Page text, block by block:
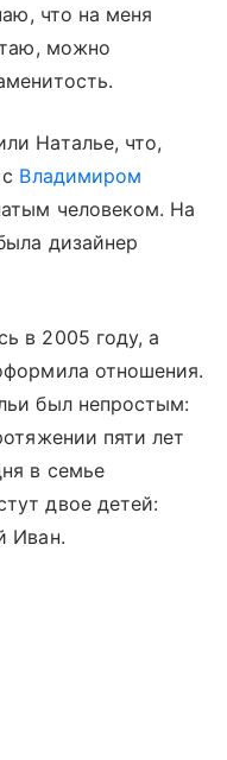
что на меня
можно
Наталье, что,
Владимиром
человеком. На
дизайнер
в 2005 году, а
отношения.
был непростым:
пяти лет
в семье
двое детей:
Иван.